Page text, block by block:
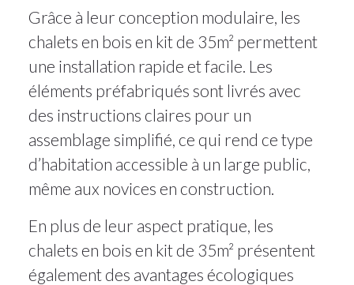
Grâce à leur conception modulaire, les
chalets en bois en kit de 35m² permettent
une installation rapide et facile. Les
éléments préfabriqués sont livrés avec
des instructions claires pour un
assemblage simplifié, ce qui rend ce type
d’habitation accessible à un large public,
même aux novices en construction.
En plus de leur aspect pratique, les
chalets en bois en kit de 35m² présentent
également des avantages écologiques